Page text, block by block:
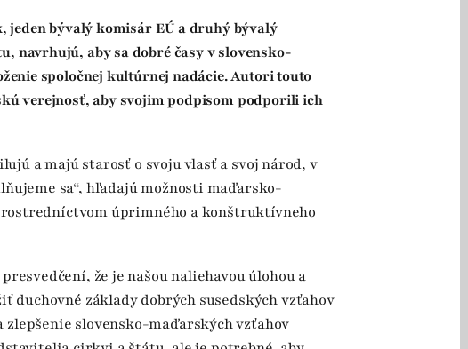
bývalý komisár EÚ a druhý bývalý
navrhujú, aby sa dobré časy v slovensko-
spoločnej kultúrnej nadácie. Autori touto
verejnosť, aby svojim podpisom podporili ich
a majú starosť o svoju vlasť a svoj národ, v
sa“, hľadajú možnosti maďarsko-
úprimného a konštruktívneho
že je našou naliehavou úlohou a
duchovné základy dobrých susedských vzťahov
zlepšenie slovensko-maďarských vzťahov